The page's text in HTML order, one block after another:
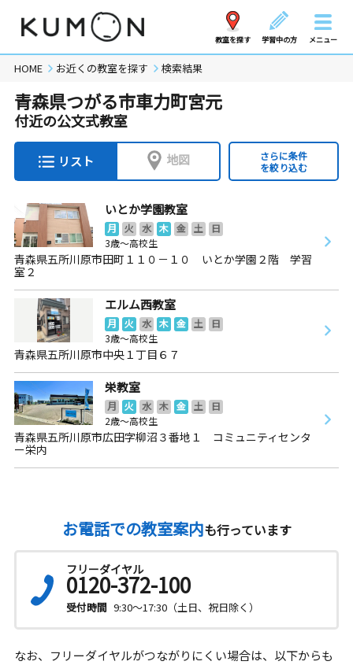
教室を探す 学習中の方 メニュー
HOME お近くの教室を探す 検索結果
青森県つがる市車力町宮元
付近の公文式教室
リスト 地図
さらに条件
を絞り込む
いとか学園教室
月 火 水 木 金 土
日
3歳～高校生
青森県五所川原市田町１１０－１０ いとか学園２階 学習
室２
エルム西教室
月 火 水 木 金 土
日
3歳～高校生
青森県五所川原市中央１丁目６７
栄教室
月 火 水 木 金 土
日
2歳～高校生
青森県五所川原市広田字柳沼３番地１ コミュニティセンタ
ー栄内
お電話での教室案内も行っています
フリーダイヤル
0120-372-100
受付時間 9:30～17:30（土日、祝日除く）
なお、フリーダイヤルがつながりにくい場合は、以下からも